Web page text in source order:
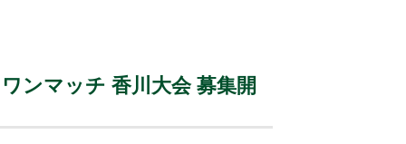
ンマッチ 香川大会 募集開